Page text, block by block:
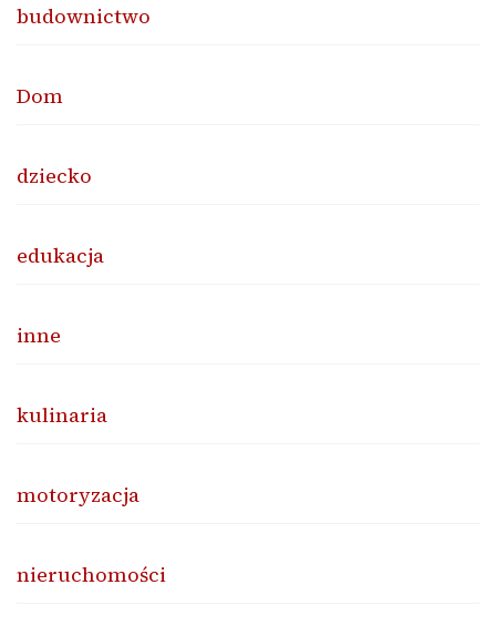
budownictwo
Dom
dziecko
edukacja
inne
kulinaria
motoryzacja
nieruchomości